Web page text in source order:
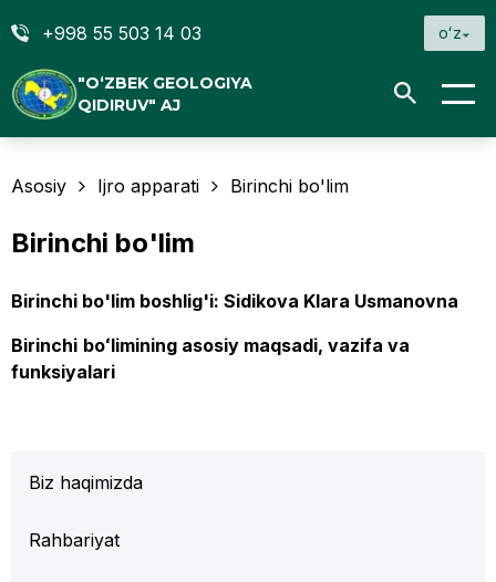
+998 55 503 14 03 oʻz
"O‘ZBEK GEOLOGIYA
QIDIRUV" AJ
Asosiy Ijro apparati Birinchi bo'lim
Birinchi bo'lim
Birinchi bo'lim boshlig'i: Sidikova Klara Usmanovna
Birinchi boʻlimining asosiy maqsadi, vazifa va
funksiyalari
Biz haqimizda
Rahbariyat